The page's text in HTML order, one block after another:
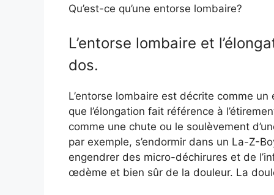
Qu’est-ce qu’une entorse lombaire?
L’entorse lombaire et
dos.
L’entorse lombaire est décrite comme
que l’élongation fait référence à
comme une chute ou le soulèvement
par exemple, s’endormir dans un La-Z-
engendrer des micro-déchirures et de
œdème et bien sûr de la douleur. La